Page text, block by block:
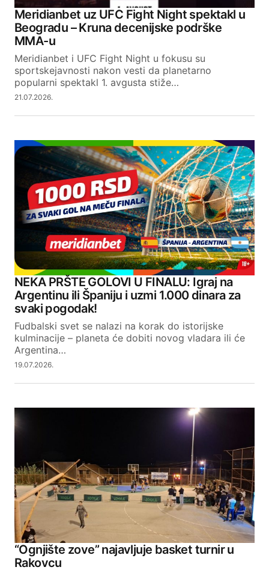
Meridianbet uz UFC Fight Night spektakl u
Beogradu – Kruna decenijske podrške
MMA-u
Meridianbet i UFC Fight Night u fokusu su
sportskejavnosti nakon vesti da planetarno
popularni spektakl 1. avgusta stiže…
21.07.2026.
NEKA PRŠTE GOLOVI U FINALU: Igraj na
Argentinu ili Španiju i uzmi 1.000 dinara za
svaki pogodak!
Fudbalski svet se nalazi na korak do istorijske
kulminacije – planeta će dobiti novog vladara ili će
Argentina…
19.07.2026.
“Ognjište zove” najavljuje basket turnir u
Rakovcu